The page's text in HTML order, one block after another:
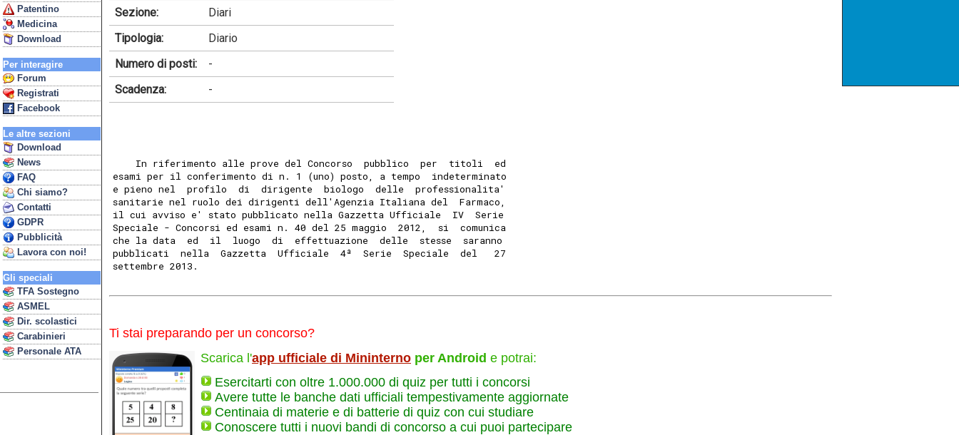
Patentino
Medicina
Download
Per interagire
Forum
Registrati
Facebook
Le altre sezioni
Download
News
FAQ
Chi siamo?
Contatti
GDPR
Pubblicità
Lavora con noi!
Gli speciali
TFA Sostegno
ASMEL
Dir. scolastici
Carabinieri
Personale ATA
Sezione:
Diari
Tipologia:
Diario
Numero di posti:
-
Scadenza:
-
    In riferimento alle prove del Concorso  pubblico  per  titoli  ed
esami per il conferimento di n. 1 (uno) posto, a tempo  indeterminato
e pieno nel  profilo  di  dirigente  biologo  delle  professionalita'
sanitarie nel ruolo dei dirigenti dell'Agenzia Italiana del  Farmaco,
il cui avviso e' stato pubblicato nella Gazzetta Ufficiale  IV  Serie
Speciale - Concorsi ed esami n. 40 del 25 maggio  2012,  si  comunica
che la data  ed  il  luogo  di  effettuazione  delle  stesse  saranno
pubblicati  nella  Gazzetta  Ufficiale  4ª  Serie  Speciale  del   27
settembre 2013.
Ti stai preparando per un concorso?
Scarica l'app ufficiale di Mininterno per Android e potrai:
Esercitarti con oltre 1.000.000 di quiz per tutti i concorsi
Avere tutte le banche dati ufficiali tempestivamente aggiornate
Centinaia di materie e di batterie di quiz con cui studiare
Conoscere tutti i nuovi bandi di concorso a cui puoi partecipare